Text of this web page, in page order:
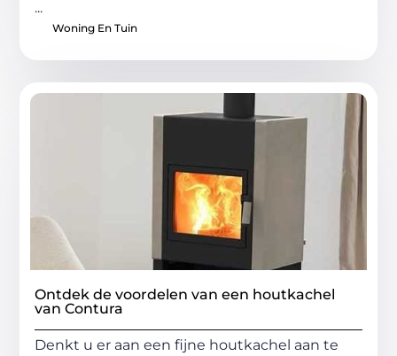
...
Woning En Tuin
Ontdek de voordelen van een houtkachel
van Contura
Denkt u er aan een fijne houtkachel aan te